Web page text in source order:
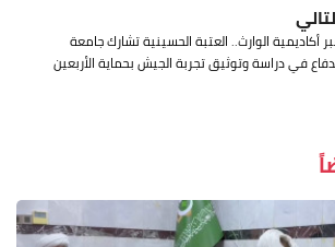
أكاديمية الوارث.. العتبة الحسينية تشارك جامعة
في دراسة وتوثيق تجربة الجيش بحماية الأربعين